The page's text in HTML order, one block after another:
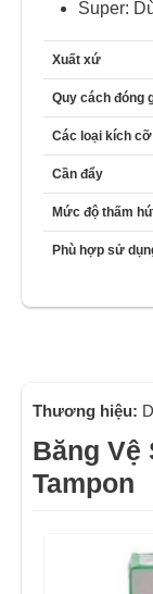
Super:
Xuất xứ
Quy cách đóng
Các loại kích cỡ
Cần đẩy
Mức độ thấm
Phù hợp sử
Thương hiệu:
Băng Vệ
Tampon